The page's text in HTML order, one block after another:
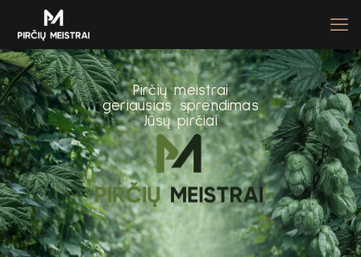
Pirčių meistrai
geriausias sprendimas
Jūsų pirčiai